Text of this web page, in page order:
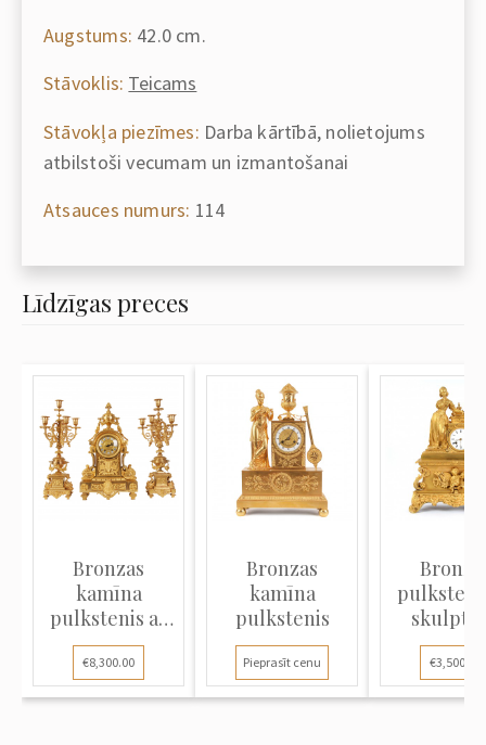
Augstums: 42.0 cm.
Stāvoklis: Teicams
Stāvokļa piezīmes: Darba kārtībā, nolietojums
atbilstoši vecumam un izmantošanai
Atsauces numurs: 114
Līdzīgas preces
Bronzas
kamīna
pulkstenis ar
svečturiem
€8,300.00
Bronzas
kamīna
pulkstenis
Pieprasīt cenu
"Dāma
lādes"
€3,500.00